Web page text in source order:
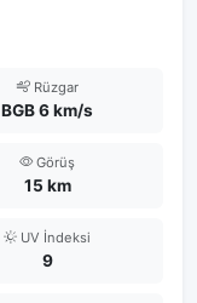
Rüzgar
BGB 6 km/s
Görüş
15 km
UV İndeksi
9